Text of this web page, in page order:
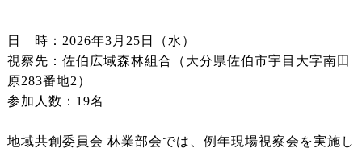
日 時：2026年3月25日（水）
視察先：佐伯広域森林組合（大分県佐伯市宇目大字南田
原283番地2）
参加人数：19名
地域共創委員会 林業部会では、例年現場視察会を実施し